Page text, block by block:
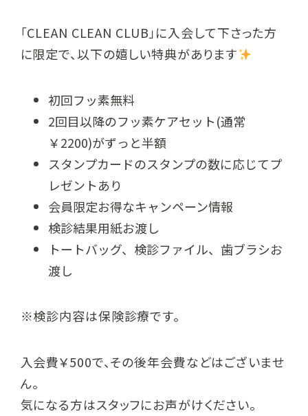
「CLEAN CLEAN CLUB」に入会して下さった方
に限定で、以下の嬉しい特典があります
初回フッ素無料
2回目以降のフッ素ケアセット(通常
￥2200)がずっと半額
スタンプカードのスタンプの数に応じてプ
レゼントあり
会員限定お得なキャンペーン情報
検診結果用紙お渡し
トートバッグ、検診ファイル、歯ブラシお
渡し
※検診内容は保険診療です。
入会費￥500で、その後年会費などはございませ
ん。
気になる方はスタッフにお声がけください。